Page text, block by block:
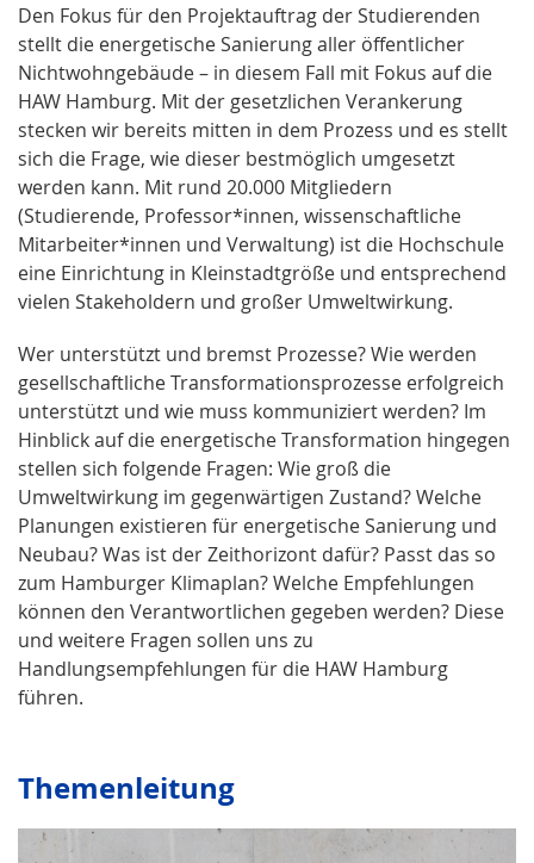
Den Fokus für den Projektauftrag der Studierenden
stellt die energetische Sanierung aller öffentlicher
Nichtwohngebäude – in diesem Fall mit Fokus auf die
HAW Hamburg. Mit der gesetzlichen Verankerung
stecken wir bereits mitten in dem Prozess und es stellt
sich die Frage, wie dieser bestmöglich umgesetzt
werden kann. Mit rund 20.000 Mitgliedern
(Studierende, Professor*innen, wissenschaftliche
Mitarbeiter*innen und Verwaltung) ist die Hochschule
eine Einrichtung in Kleinstadtgröße und entsprechend
vielen Stakeholdern und großer Umweltwirkung.
Wer unterstützt und bremst Prozesse? Wie werden
gesellschaftliche Transformationsprozesse erfolgreich
unterstützt und wie muss kommuniziert werden? Im
Hinblick auf die energetische Transformation hingegen
stellen sich folgende Fragen: Wie groß die
Umweltwirkung im gegenwärtigen Zustand? Welche
Planungen existieren für energetische Sanierung und
Neubau? Was ist der Zeithorizont dafür? Passt das so
zum Hamburger Klimaplan? Welche Empfehlungen
können den Verantwortlichen gegeben werden? Diese
und weitere Fragen sollen uns zu
Handlungsempfehlungen für die HAW Hamburg
führen.
Themenleitung